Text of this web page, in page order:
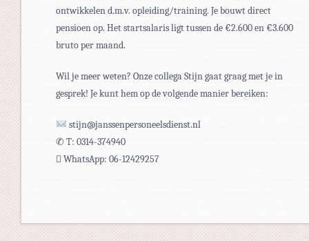
ontwikkelen d.m.v. opleiding/training. Je bouwt direct
pensioen op. Het startsalaris ligt tussen de €2.600 en €3.600
bruto per maand.
Wil je meer weten? Onze collega Stijn gaat graag met je in
gesprek! Je kunt hem op de volgende manier bereiken:
stijn@janssenpersoneelsdienst.nl
✆ T: 0314-374940
 WhatsApp: 06-12429257